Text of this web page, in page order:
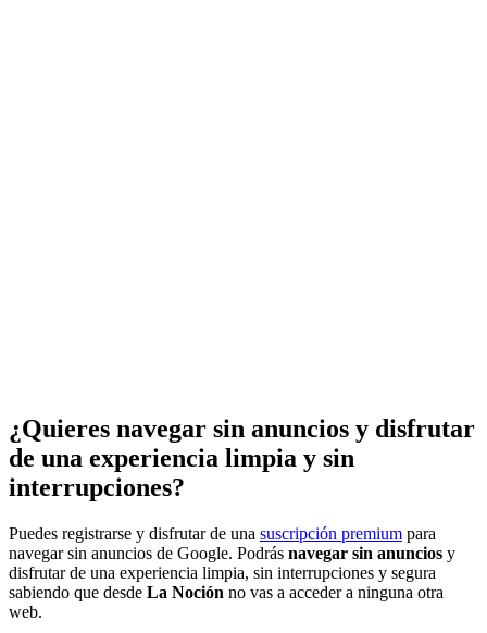
¿Quieres navegar sin anuncios y disfrutar
de una experiencia limpia y sin
interrupciones?
Puedes registrarse y disfrutar de una suscripción premium para
navegar sin anuncios de Google. Podrás navegar sin anuncios y
disfrutar de una experiencia limpia, sin interrupciones y segura
sabiendo que desde La Noción no vas a acceder a ninguna otra
web.